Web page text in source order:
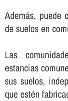
Además, puede
de suelos en
Las
estancias
sus suelos,
que estén